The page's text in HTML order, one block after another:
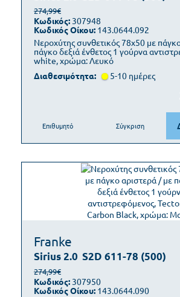
Νεροχύτης συνθετικός 78x50 με
πάγκο δεξιά ένθετος 1 γούρνα
white, χρώμα: Λευκό
274,99€
Κωδικός: 307948
Κωδικός Οίκου: 143.0644.092
Διαθεσιμότητα: 5-10 ημέρες
Επιθυμητό Σύγκριση
Franke
Sirius 2.0 S2D 611-78 (500)
274,99€
Κωδικός: 307950
Κωδικός Οίκου: 143.0644.090